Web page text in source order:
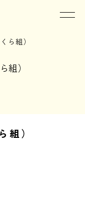
ら組）
組）
組）